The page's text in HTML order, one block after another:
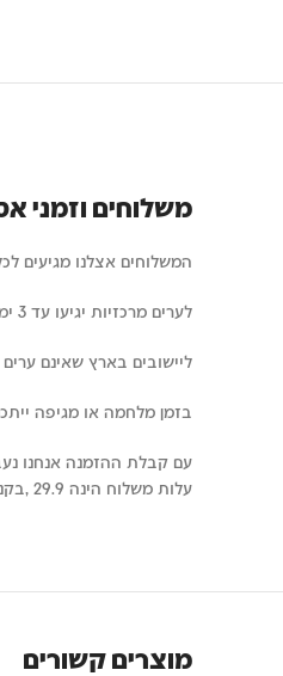
משלוחים וזמני
המשלוחים אצלנו מגיעים
לערים מרכזיות יגיעו עד 3 ימי עסקים (מיום למחרת ההזמנה יתחילו להיחשב ימי העסקים)
ליישובים בארץ שאינם ערים
בזמן מלחמה או מגיפה
עם קבלת ההזמנה אנחנו נעבד
עלות משלוח הינה 29.9 ,בקנייה מעל 199 ש"ח המשלוח עלינו!
מוצרים קשורים